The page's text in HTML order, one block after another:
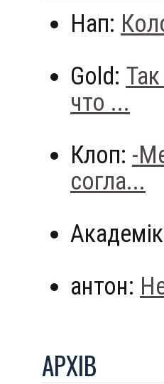
Нап:
Gold:
что ...
Клоп: -
согла...
антон:
АРХIВ